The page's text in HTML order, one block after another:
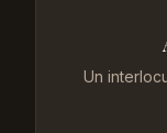
Un